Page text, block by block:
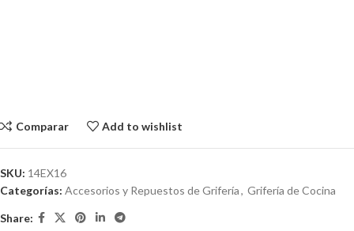
Comparar Add to wishlist
SKU: 14EX16
Categorías: Accesorios y Repuestos de Grifería, Grifería de Cocina
Share: